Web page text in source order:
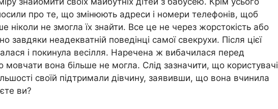
про те, що змінюють адреси і номери телефонів, щоб
ніколи не змогла їх знайти. Все це не через жорстокість або
завдяки неадекватній поведінці самої свекрухи. Після цієї
і покинула весілля. Наречена ж вибачилася перед
вона більше не могла. Слід зазначити, що користувачі
своїй підтримали дівчину, заявивши, що вона вчинила
ви?